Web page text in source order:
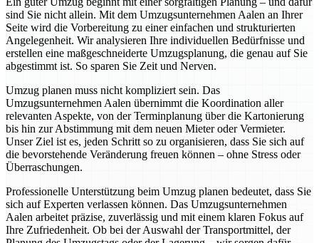
sind Sie nicht allein. Mit dem Umzugsunternehmen Aalen an Ihrer
Seite wird die Vorbereitung zu einer einfachen und strukturierten
Angelegenheit. Wir analysieren Ihre individuellen Bedürfnisse und
erstellen eine maßgeschneiderte Umzugsplanung, die genau auf Sie
abgestimmt ist. So sparen Sie Zeit und Nerven.
Umzug planen muss nicht kompliziert sein. Das
Umzugsunternehmen Aalen übernimmt die Koordination aller
relevanten Aspekte, von der Terminplanung über die Kartonierung
bis hin zur Abstimmung mit dem neuen Mieter oder Vermieter.
Unser Ziel ist es, jeden Schritt so zu organisieren, dass Sie sich auf
die bevorstehende Veränderung freuen können – ohne Stress oder
Überraschungen.
Professionelle Unterstützung beim Umzug planen bedeutet, dass Sie
sich auf Experten verlassen können. Das Umzugsunternehmen
Aalen arbeitet präzise, zuverlässig und mit einem klaren Fokus auf
Ihre Zufriedenheit. Ob bei der Auswahl der Transportmittel, der